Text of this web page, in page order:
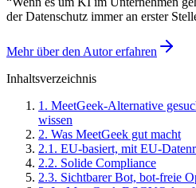
der Datenschutz immer an erster
Mehr über den Autor erfahren
Inhaltsverzeichnis
1 . MeetGeek-Alternative
wissen
2. Was MeetGeek gut macht
2.1 . EU-basiert, mit EU-
2.2. Solide Compliance
2.3. Sichtbarer Bot, bot-freie